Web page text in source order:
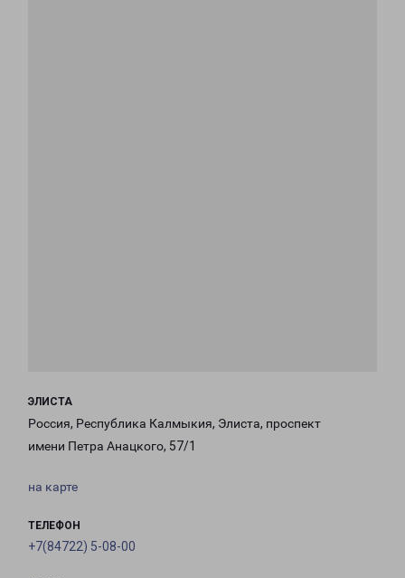
ЭЛИСТА
Россия, Республика Калмыкия, Элиста, проспект
имени Петра Анацкого, 57/1
на карте
ТЕЛЕФОН
+7(84722) 5-08-00